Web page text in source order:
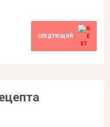
СЛЕДУЮЩИЙ